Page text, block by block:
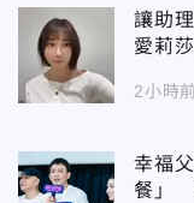
讓助
愛莉
2小時前
幸福
餐」